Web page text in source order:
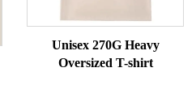
Unisex 270G Heavy
Oversized T-shirt